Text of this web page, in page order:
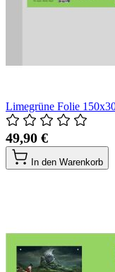
Limegrüne Folie
49,90 €
In den Warenkorb